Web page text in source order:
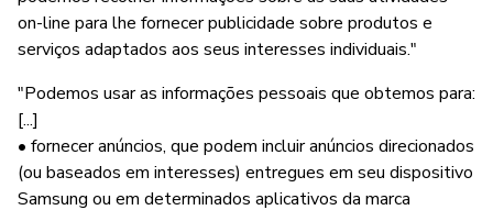
on-line para lhe fornecer publicidade sobre produtos e
serviços adaptados aos seus interesses individuais."
"Podemos usar as informações pessoais que obtemos para:
[...]
• fornecer anúncios, que podem incluir anúncios direcionados
(ou baseados em interesses) entregues em seu dispositivo
Samsung ou em determinados aplicativos da marca